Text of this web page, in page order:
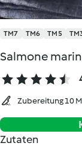
TM7 TM6 TM5
Salmone
Zubereitung 10
Zutaten